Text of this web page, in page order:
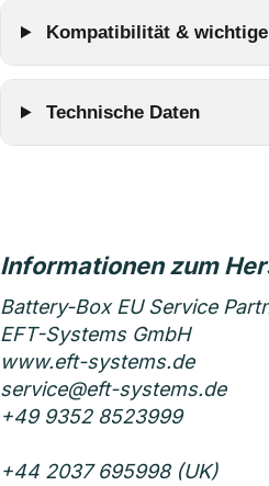
Kompatibilität &
Technische Daten
Battery-Box EU Service
EFT-Systems GmbH
www.eft-systems.de
service@eft-systems.de
+49 9352 8523999
+44 2037 695998 (UK)